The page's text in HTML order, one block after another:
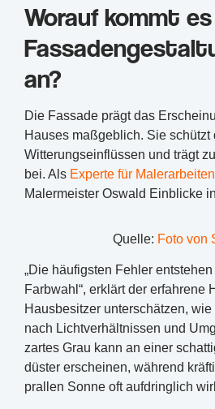
Worauf kommt
an?
Die Fassade prägt das
Hauses maßgeblich. Sie
Witterungseinflüssen und trägt
bei. Als Experte für
Malermeister Oswald Einblicke
Quelle: Foto von
„Die häufigsten Fehler
Farbwahl“, erklärt der erfahrene
Hausbesitzer unterschätzen,
nach Lichtverhältnissen und
zartes Grau kann an einer
düster erscheinen, während
prallen Sonne oft aufdringlich